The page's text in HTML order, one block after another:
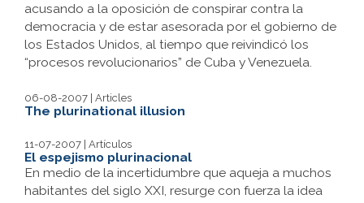
acusando a la oposición de conspirar contra la
democracia y de estar asesorada por el gobierno de
los Estados Unidos, al tiempo que reivindicó los
“procesos revolucionarios” de Cuba y Venezuela.
06-08-2007 | Articles
The plurinational illusion
11-07-2007 | Artículos
El espejismo plurinacional
En medio de la incertidumbre que aqueja a muchos
habitantes del siglo XXI, resurge con fuerza la idea